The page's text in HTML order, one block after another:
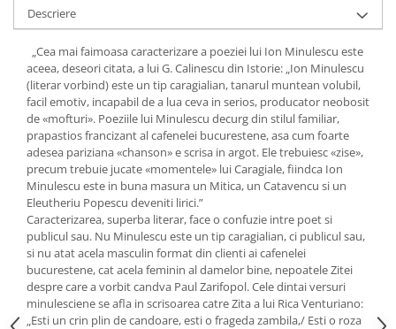
Descriere
„Cea mai faimoasa caracterizare a poeziei lui Ion Minulescu este
aceea, deseori citata, a lui G. Calinescu din Istorie: „Ion Minulescu
(literar vorbind) este un tip caragialian, tanarul muntean volubil,
facil emotiv, incapabil de a lua ceva in serios, producator neobosit
de «mofturi». Poeziile lui Minulescu decurg din stilul familiar,
prapastios francizant al cafenelei bucurestene, asa cum foarte
adesea pariziana «chanson» e scrisa in argot. Ele trebuiesc «zise»,
precum trebuie jucate «momentele» lui Caragiale, fiindca Ion
Minulescu este in buna masura un Mitica, un Catavencu si un
Eleutheriu Popescu deveniti lirici.”
Caracterizarea, superba literar, face o confuzie intre poet si
publicul sau. Nu Minulescu este un tip caragialian, ci publicul sau,
si nu atat acela masculin format din clienti ai cafenelei
bucurestene, cat acela feminin al damelor bine, nepoatele Zitei
despre care a vorbit candva Paul Zarifopol. Cele dintai versuri
minulesciene se afla in scrisoarea catre Zita a lui Rica Venturiano:
„Esti un crin plin de candoare, esti o frageda zambila,/ Esti o roza